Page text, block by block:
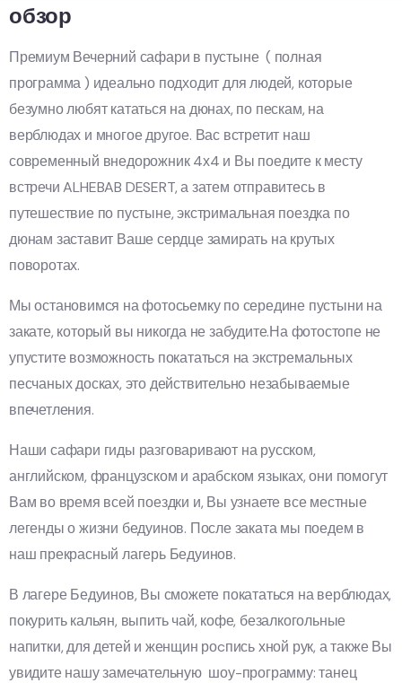
обзор
Премиум Вечерний сафари в пустыне ( полная
программа ) идеально подходит для людей, которые
безумно любят кататься на дюнах, по пескам, на
верблюдах и многое другое. Вас встретит наш
современный внедорожник 4х4 и Вы поедите к месту
встречи ALHEBAB DESERT, а затем отправитесь в
путешествие по пустыне, экстримальная поездка по
дюнам заставит Ваше сердце замирать на крутых
поворотах.
Мы остановимся на фотосьемку по середине пустыни на
закате, который вы никогда не забудите.На фотостопе не
упустите возможность покататься на экстремальных
песчаных досках, это действительно незабываемые
впечетления.
Наши сафари гиды разговаривают на русском,
английском, французском и арабском языках, они помогут
Вам во время всей поездки и, Вы узнаете все местные
легенды о жизни бедуинов. После заката мы поедем в
наш прекрасный лагерь Бедуинов.
В лагере Бедуинов, Вы сможете покататься на верблюдах,
покурить кальян, выпить чай, кофе, безалкогольные
напитки, для детей и женщин роcпись хной рук, а также Вы
увидите нашу замечательную шоу-программу: танец